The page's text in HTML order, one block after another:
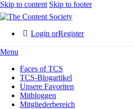
Skip to content Skip to footer
Login orRegister
Menu
Faces of TCS
TCS-Blogartikel
Unsere Favoriten
Mitbloggen
Mitgliederbereich